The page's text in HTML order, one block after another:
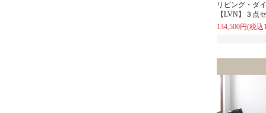
リビング・ダ
【LVN】３点
134,500円(税込